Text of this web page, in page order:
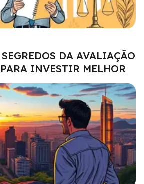
DA AVALIAÇÃO
INVESTIR MELHOR